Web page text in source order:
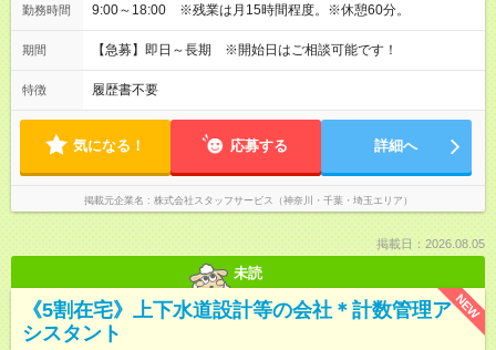
勤務時間 9:00～18:00 ※残業は月15時間程度。※休憩60分。
期間 【急募】即日～長期 ※開始日はご相談可能です！
特徴 履歴書不要
気になる！ 応募する 詳細へ
掲載元企業名 株式会社スタッフサービス（神奈川・千葉・埼玉エリア）
掲載日：2026.08.05
未読
NEW
《5割在宅》上下水道設計等の会社＊計数管理ア
シスタント